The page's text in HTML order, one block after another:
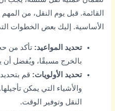
القائمة. قبل يوم النقل، من المهم
الأساسية. إليك بعض الخطوات
تحديد المواعيد: تأكد من
بالخرج مسبقًا، ويُفضل
تحديد الأولويات: قم
والأشياء التي يمكن
النقل وتوفير الوقت.